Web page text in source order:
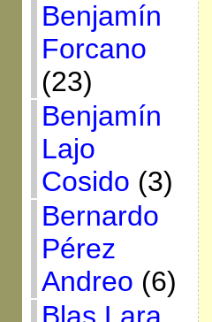
Benjamín
Forcano
(23)
Benjamín
Lajo
Cosido (3)
Bernardo
Pérez
Andreo (6)